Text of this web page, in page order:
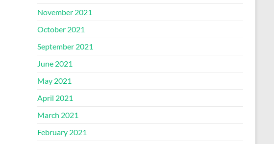
November 2021
October 2021
September 2021
June 2021
May 2021
April 2021
March 2021
February 2021